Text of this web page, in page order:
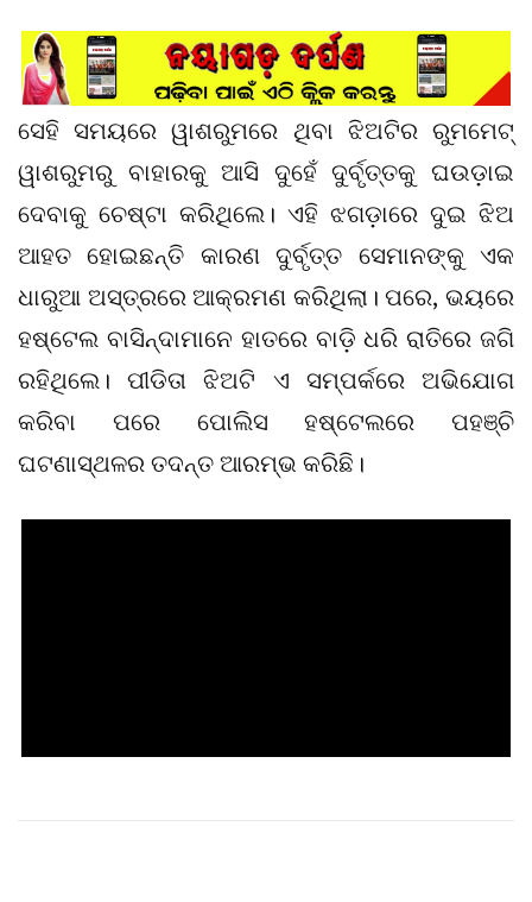
ସେହି ସମୟରେ ୱାଶରୁମରେ ଥିବା ଝିଅଟିର ରୁମମେଟ୍
ୱାଶରୁମରୁ ବାହାରକୁ ଆସି ଦୁହେଁ ଦୁର୍ବୃତ୍ତକୁ ଘଉଡ଼ାଇ
ଦେବାକୁ ଚେଷ୍ଟା କରିଥିଲେ। ଏହି ଝଗଡ଼ାରେ ଦୁଇ ଝିଅ
ଆହତ ହୋଇଛନ୍ତି କାରଣ ଦୁର୍ବୃତ୍ତ ସେମାନଙ୍କୁ ଏକ
ଧାରୁଆ ଅସ୍ତ୍ରରେ ଆକ୍ରମଣ କରିଥିଲା। ପରେ, ଭୟରେ
ହଷ୍ଟେଲ ବାସିନ୍ଦାମାନେ ହାତରେ ବାଡ଼ି ଧରି ରାତିରେ ଜଗି
ରହିଥିଲେ। ପୀଡିତା ଝିଅଟି ଏ ସମ୍ପର୍କରେ ଅଭିଯୋଗ
କରିବା ପରେ ପୋଲିସ ହଷ୍ଟେଲରେ ପହଞ୍ଚି
ଘଟଣାସ୍ଥଳର ତଦନ୍ତ ଆରମ୍ଭ କରିଛି।